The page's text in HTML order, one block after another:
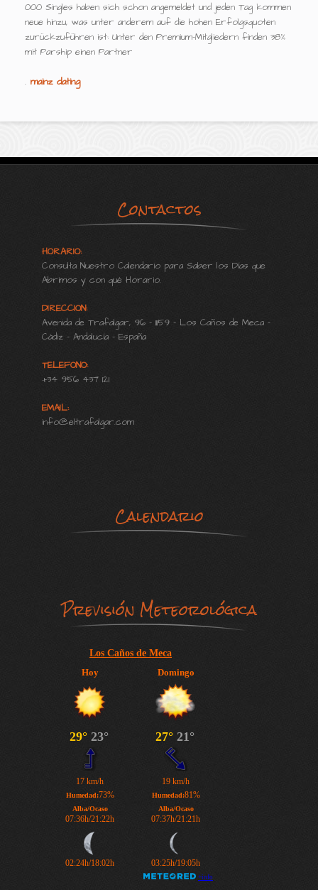
000 Singles haben sich schon angemeldet und jeden Tag kommen
neue hinzu, was unter anderem auf die hohen Erfolgsquoten
zurückzuführen ist: Unter den Premium-Mitgliedern finden 38%
mit Parship einen Partner
. mainz dating
Contactos
HORARIO:
Consulta Nuestro Calendario para Saber los Días que
Abrimos y con qué Horario.
DIRECCION:
Avenida de Trafalgar, 96 - 11159 - Los Caños de Meca -
Cádiz - Andalucía - España
TELEFONO:
+34 956 437 121
EMAIL:
info@eltrafalgar.com
Calendario
Previsión Meteorológica
Los Caños de Meca